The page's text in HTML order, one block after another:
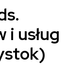
usług